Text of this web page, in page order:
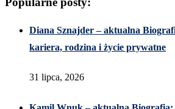
Diana Sznajder – aktualna
kariera, rodzina i życie prywatne
31 lipca, 2026